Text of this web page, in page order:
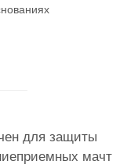
для защиты
мачт